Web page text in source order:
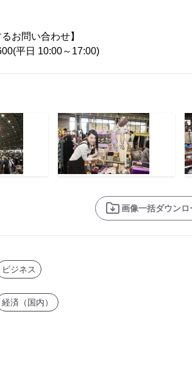
お問い合わせ】
平日 10:00～17:00)
画像一括ダウンロ
ビジネス
経済（国内）